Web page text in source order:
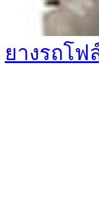
ยางรถโฟ